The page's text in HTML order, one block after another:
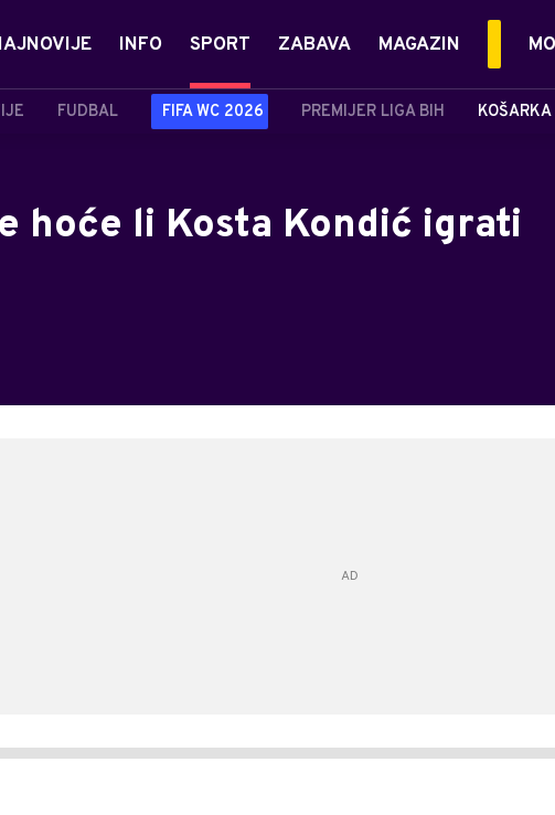
INFO SPORT
FUDBAL FIFA WC 2026 PREMIJER LIGA BIH KOŠARKA
ZABAVA MAGAZIN
hoće li Kosta Kondić igrati